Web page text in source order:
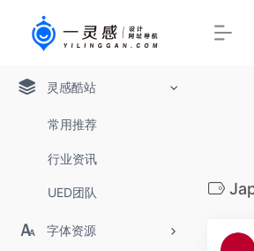
灵感酷站
常用推荐
行业资讯
UED团队
字体资源